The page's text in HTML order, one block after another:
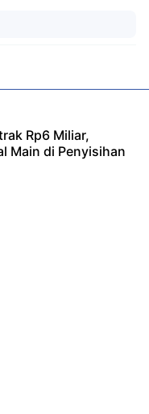
Rp6 Miliar,
Main di Penyisihan